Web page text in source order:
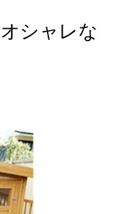
シャレな